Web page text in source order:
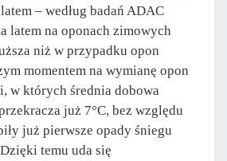
– według badań ADAC
latem na oponach zimowych
niż w przypadku opon
momentem na wymianę opon
w których średnia dobowa
już 7°C, bez względu
już pierwsze opady śniegu
temu uda się